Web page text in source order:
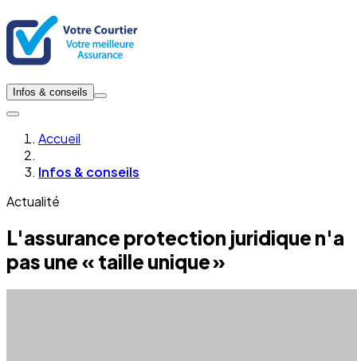
Infos & conseils
Accueil
Infos & conseils
Actualité
L'assurance protection juridique n'a
pas une « taille unique »